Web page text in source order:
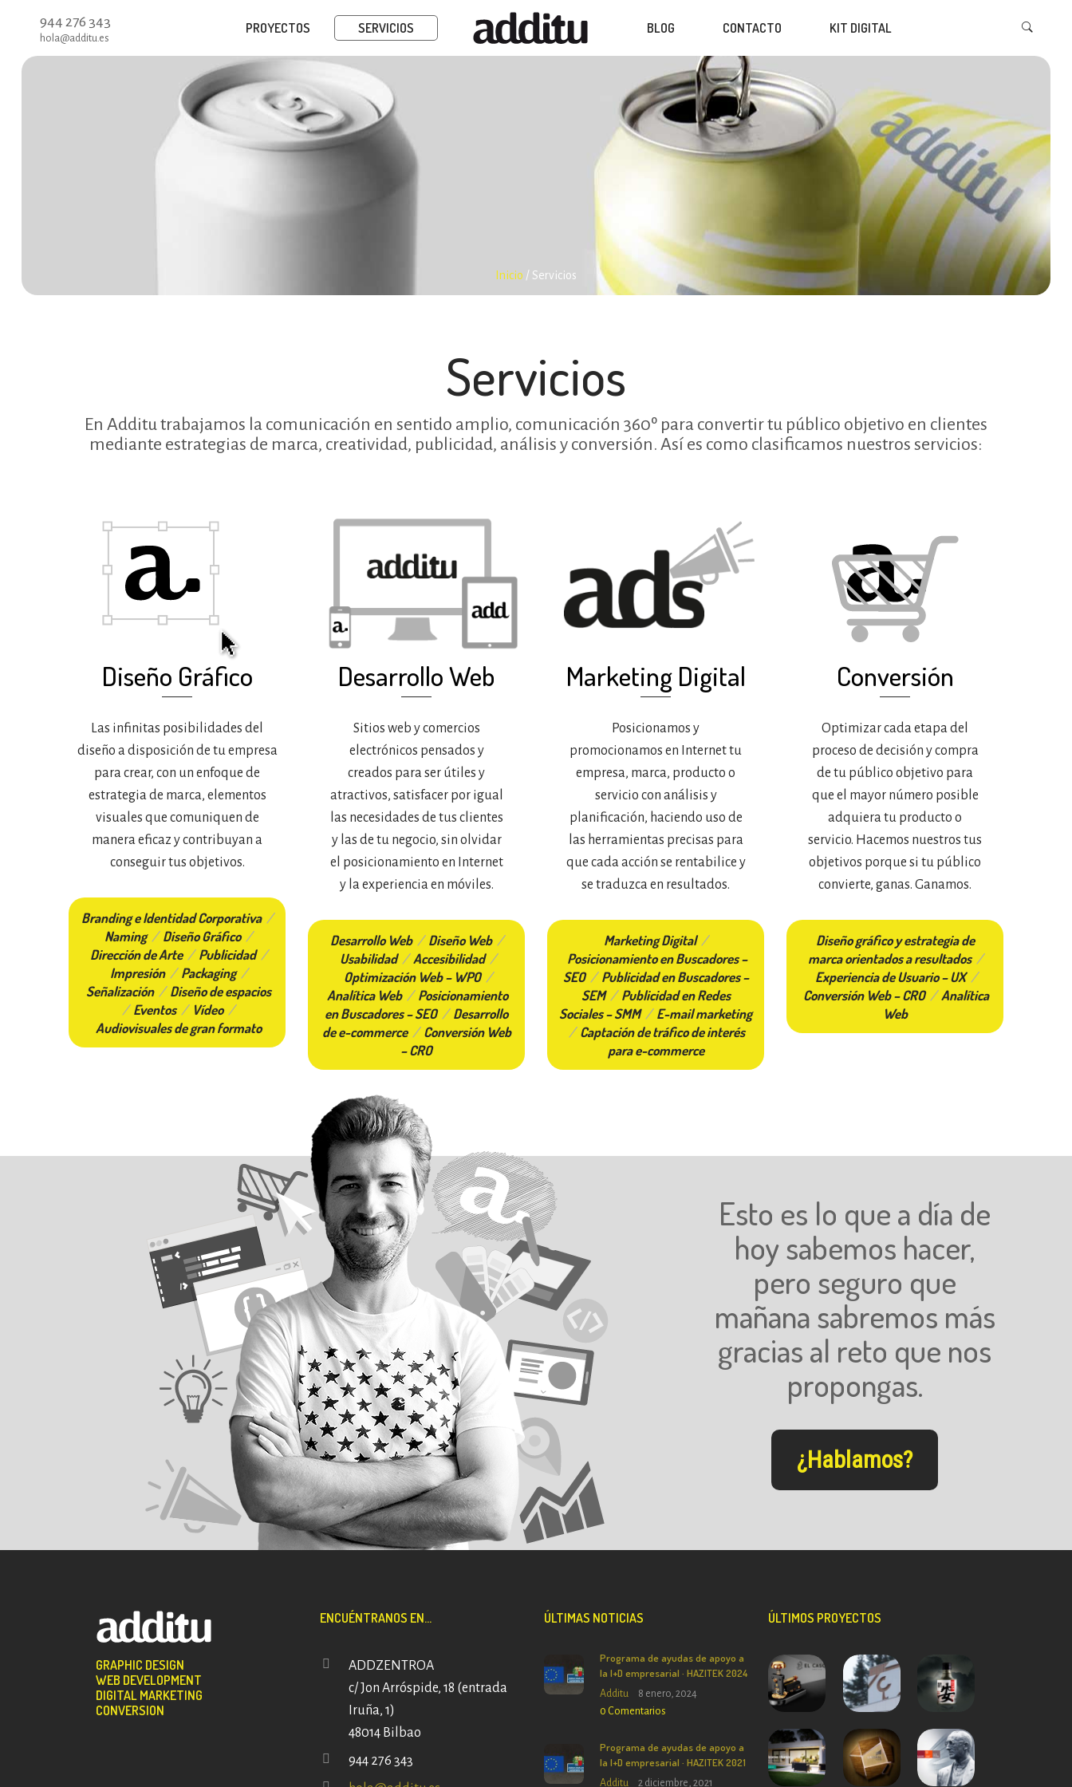
944 276 343
hola@additu.es
PROYECTOS SERVICIOS BLOG CONTACTO KIT DIGITAL
Inicio / Servicios
Servicios
En Additu trabajamos la comunicación en sentido amplio, comunicación 360º para convertir tu público objetivo en clientes
mediante estrategias de marca, creatividad, publicidad, análisis y conversión. Así es como clasificamos nuestros servicios:
Diseño Gráfico
Las infinitas posibilidades del
diseño a disposición de tu empresa
para crear, con un enfoque de
estrategia de marca, elementos
visuales que comuniquen de
manera eficaz y contribuyan a
conseguir tus objetivos.
Branding e Identidad Corporativa /
Naming / Diseño Gráfico /
Dirección de Arte / Publicidad /
Impresión / Packaging /
Señalización / Diseño de espacios
/ Eventos / Vídeo /
Audiovisuales de gran formato
Desarrollo Web
Sitios web y comercios
electrónicos pensados y
creados para ser útiles y
atractivos, satisfacer por igual
las necesidades de tus clientes
y las de tu negocio, sin olvidar
el posicionamiento en Internet
y la experiencia en móviles.
Desarrollo Web / Diseño Web /
Usabilidad / Accesibilidad /
Optimización Web – WPO /
Analítica Web / Posicionamiento
en Buscadores – SEO / Desarrollo
de e-commerce / Conversión Web
– CRO
Marketing Digital
Posicionamos y
promocionamos en Internet tu
empresa, marca, producto o
servicio con análisis y
planificación, haciendo uso de
las herramientas precisas para
que cada acción se rentabilice y
se traduzca en resultados.
Marketing Digital /
Posicionamiento en Buscadores –
SEO / Publicidad en Buscadores –
SEM / Publicidad en Redes
Sociales – SMM / E-mail marketing
/ Captación de tráfico de interés
para e-commerce
Conversión
Optimizar cada etapa del
proceso de decisión y compra
de tu público objetivo para
que el mayor número posible
adquiera tu producto o
servicio. Hacemos nuestros tus
objetivos porque si tu público
convierte, ganas. Ganamos.
Diseño gráfico y estrategia de
marca orientados a resultados /
Experiencia de Usuario – UX /
Conversión Web – CRO / Analítica
Web
Esto es lo que a día de
hoy sabemos hacer,
pero seguro que
mañana sabremos más
gracias al reto que nos
propongas.
¿Hablamos?
GRAPHIC DESIGN
WEB DEVELOPMENT
DIGITAL MARKETING
CONVERSION
ENCUÉNTRANOS EN...
ADDZENTROA
c/ Jon Arróspide, 18 (entrada
Iruña, 1)
48014 Bilbao
944 276 343
ÚLTIMAS NOTICIAS
Programa de ayudas de apoyo a
la I+D empresarial · HAZITEK 2024
Additu
8 enero, 2024
0 Comentarios
Programa de ayudas de apoyo a
la I+D empresarial · HAZITEK 2021
Additu 2 diciembre, 2021
ÚLTIMOS PROYECTOS